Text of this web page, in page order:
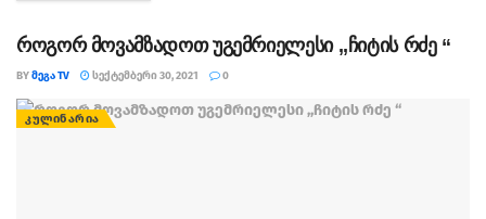
როგორ მოვამზადოთ უგემრიელესი ,,ჩიტის რძე “
BYᲛᲔᲒᲐ TV ᲡᲔᲥᲢᲔᲛᲑᲔᲠᲘ 30, 2021 0
ᲙᲣᲚᲘᲜᲐᲠᲘᲐ